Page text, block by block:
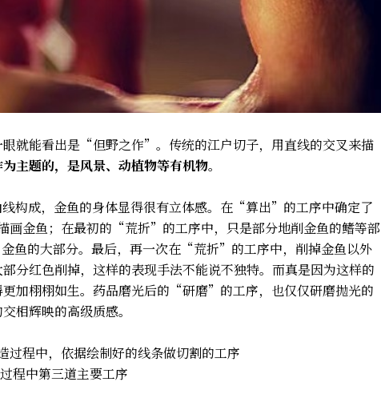
就能看出是“但野之作”。传统的江户切子，用直线的交叉来描
主题的，是风景、动植物等有机物。
构成，金鱼的身体显得很有立体感。在“算出”的工序中确定了
画金鱼；在最初的“荒折”的工序中，只是部分地削金鱼的鳍等部
的大部分。最后，再一次在“荒折”的工序中，削掉金鱼以外
分红色削掉，这样的表现手法不能说不独特。而真是因为这样的
加栩栩如生。药品磨光后的“研磨”的工序，也仅仅研磨抛光的
相辉映的高级质感。
过程中，依据绘制好的线条做切割的工序
程中第三道主要工序